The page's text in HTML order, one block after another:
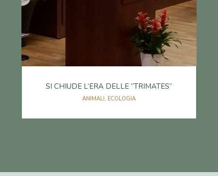
SI CHIUDE L’ERA DELLE “TRIMATES”
ANIMALI, ECOLOGIA